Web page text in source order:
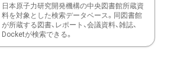
日本原子力研究開発機構の中央図書館所蔵資
料を対象とした検索データベース。同図書館
が所蔵する図書、レポート、会議資料、雑誌、
Docketが検索できる。